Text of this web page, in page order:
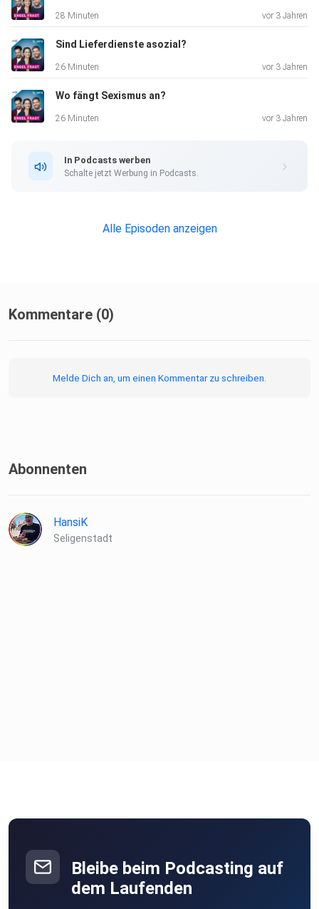
28 Minuten vor 3 Jahren
Sind Lieferdienste asozial?
26 Minuten vor 3 Jahren
Wo fängt Sexismus an?
26 Minuten vor 3 Jahren
In Podcasts werben
Schalte jetzt Werbung in Podcasts.
Alle Episoden anzeigen
Kommentare (0)
Melde Dich an, um einen Kommentar zu schreiben.
Abonnenten
HansiK
Seligenstadt
Bleibe beim Podcasting auf
dem Laufenden